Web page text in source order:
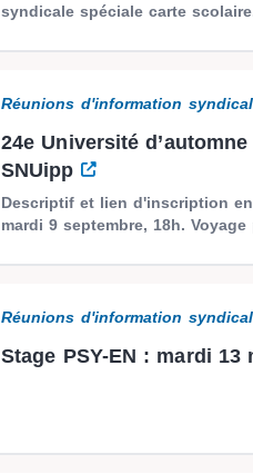
syndicale spéciale carte
Réunions d'information
24e Université
SNUipp
Descriptif et lien d'inscription
mardi 9 septembre, 18h.
Réunions d'information
Stage PSY-EN : mardi 13